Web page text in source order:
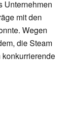
Unternehmen
mit den
Wegen
die Steam